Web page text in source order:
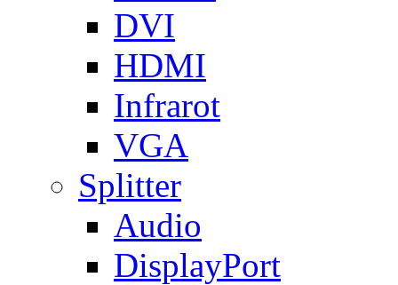
DVI
HDMI
Infrarot
VGA
Splitter
Audio
DisplayPort